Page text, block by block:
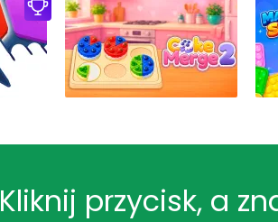
Kliknij przycisk, a